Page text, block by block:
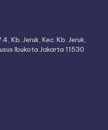
Kb. Jeruk, Kec. Kb. Jeruk,
Ibukota Jakarta 11530